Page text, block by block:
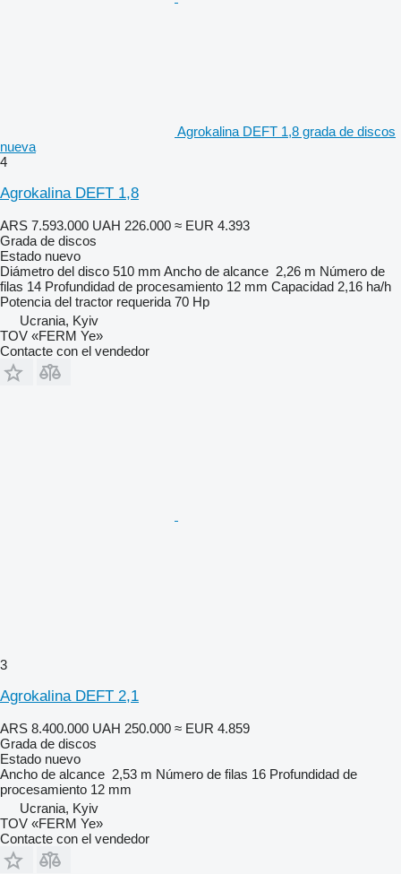
Agrokalina DEFT 1,8 grada de discos
nueva
4
Agrokalina DEFT 1,8
ARS 7.593.000 UAH 226.000 ≈ EUR 4.393
Grada de discos
Estado nuevo
Diámetro del disco 510 mm Ancho de alcance 2,26 m Número de
filas 14 Profundidad de procesamiento 12 mm Capacidad 2,16 ha/h
Potencia del tractor requerida 70 Hp
Ucrania, Kyiv
TOV «FERM Ye»
Contacte con el vendedor
3
Agrokalina DEFT 2,1
ARS 8.400.000 UAH 250.000 ≈ EUR 4.859
Grada de discos
Estado nuevo
Ancho de alcance 2,53 m Número de filas 16 Profundidad de
procesamiento 12 mm
Ucrania, Kyiv
TOV «FERM Ye»
Contacte con el vendedor